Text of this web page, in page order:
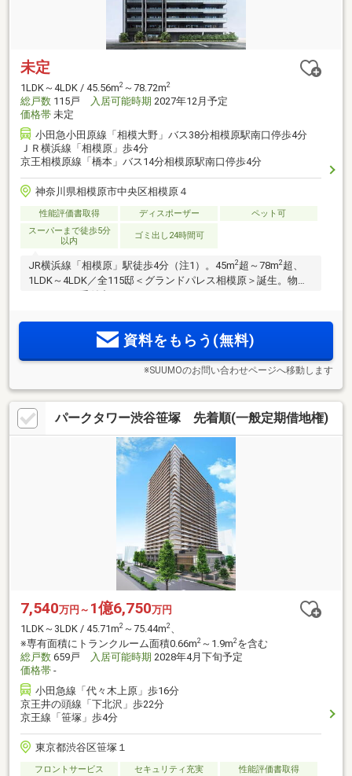
未定
1LDK～4LDK / 45.56m2 ～78.72m2
総戸数 115戸 入居可能時期 2027年12月予定
価格帯 未定
小田急小田原線「相模大野」バス38分相模原駅南口停歩4分
ＪＲ横浜線「相模原」歩4分
京王相模原線「橋本」バス14分相模原駅南口停歩4分
神奈川県相模原市中央区相模原４
性能評価書取得 ディスポーザー
ペット可
スーパーまで徒歩5分
以内
ゴミ出し24時間可
JR横浜線「相模原」駅徒歩4分（注1）。45m2 超～78m2 超、
1LDK～4LDK／全115邸＜グランドパレス相模原＞誕生。物件
エントリー受付中！
資料をもらう(無料)
※SUUMOのお問い合わせページへ移動します
パークタワー渋谷笹塚 先着順(一般定期借地権)
7,540万円～ 1億6,750万円
1LDK～3LDK / 45.71m2 ～75.44m2、
※専有面積にトランクルーム面積0.66m2 ～1.9m2 を含む
総戸数 659戸 入居可能時期 2028年4月下旬予定
価格帯 -
小田急線「代々木上原」歩16分
京王井の頭線「下北沢」歩22分
京王線「笹塚」歩4分
東京都渋谷区笹塚１
フロントサービス セキュリティ充実
性能評価書取得